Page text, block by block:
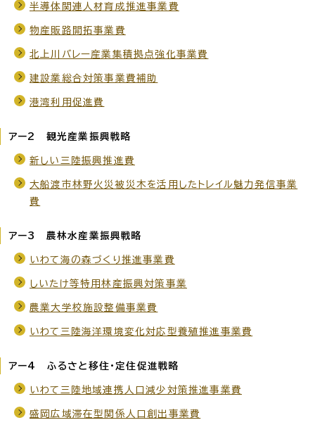
半導体関連人材育成推進事業費
物産販路開拓事業費
北上川バレー産業集積拠点強化事業費
建設業総合対策事業費補助
港湾利用促進費
アー2 観光産業振興戦略
新しい三陸振興推進費
大船渡市林野火災被災木を活用したトレイル魅力発信事業
費
アー3 農林水産業振興戦略
いわて海の森づくり推進事業費
しいたけ等特用林産振興対策事業
農業大学校施設整備事業費
いわて三陸海洋環境変化対応型養殖推進事業費
アー4 ふるさと移住・定住促進戦略
いわて三陸地域連携人口減少対策推進事業費
盛岡広域滞在型関係人口創出事業費